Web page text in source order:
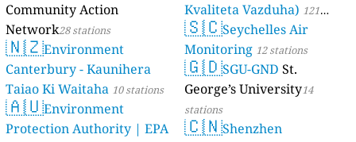
Community Action
Network28 stations
🇳🇿Environment
Canterbury - Kaunihera
Taiao Ki Waitaha 10 stations
🇦🇺Environment
Protection Authority | EPA
Kvaliteta Vazduha) 121
stations
🇸🇨Seychelles Air
Monitoring 12 stations
🇬🇩SGU-GND St.
George’s University14
stations
🇨🇳Shenzhen